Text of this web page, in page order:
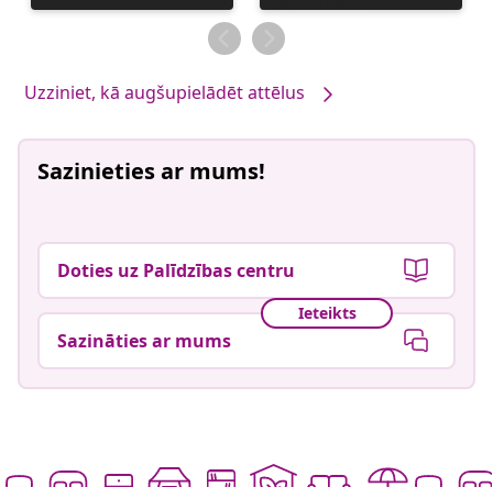
publicējis
publicējis
Uzziniet, kā augšupielādēt attēlus
Sazinieties ar mums!
Doties uz Palīdzības centru
Ieteikts
Sazināties ar mums